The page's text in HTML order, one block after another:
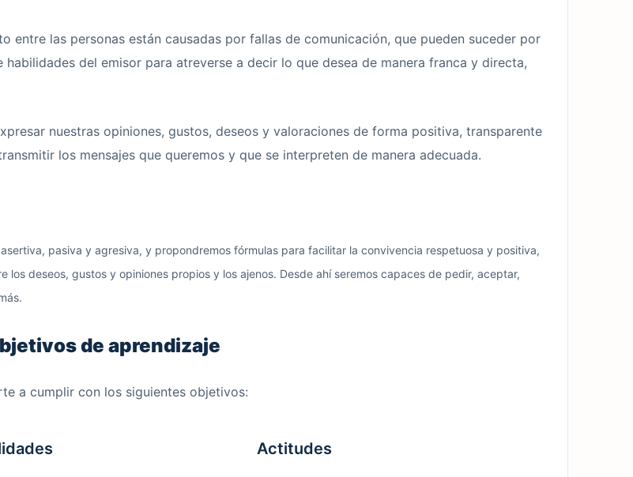
entre las personas están causadas por fallas de comunicación, que pueden suceder por
del emisor para atreverse a decir lo que desea de manera franca y directa,
nuestras opiniones, gustos, deseos y valoraciones de forma positiva, transparente
los mensajes que queremos y que se interpreten de manera adecuada.
pasiva y agresiva, y propondremos fórmulas para facilitar la convivencia respetuosa y positiva,
deseos, gustos y opiniones propios y los ajenos. Desde ahí seremos capaces de pedir, aceptar,
de aprendizaje
a cumplir con los siguientes objetivos:
Actitudes